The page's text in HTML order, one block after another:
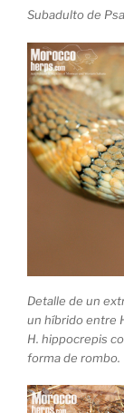
Subadulto de
Detalle de un
un híbrido entre
H. hippocrepis
forma de rombo.